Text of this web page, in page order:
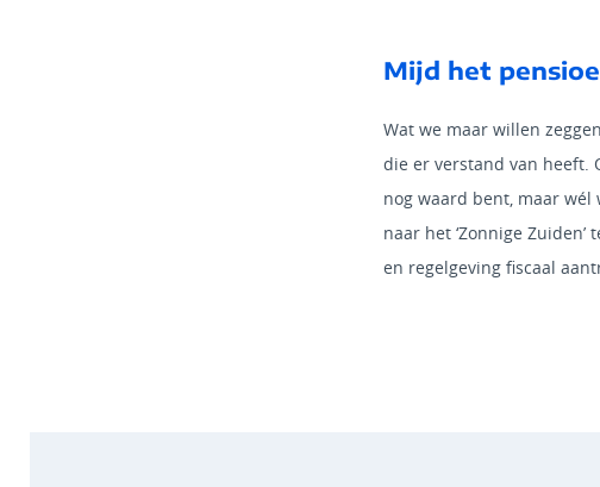
Mijd het
Wat we maar willen
die er verstand van heeft.
nog waard bent, maar
naar het ‘Zonnige
en regelgeving fiscaal